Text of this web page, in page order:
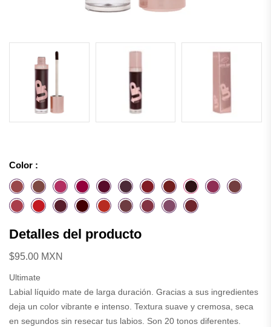
Color :
Detalles del producto
$95.00 MXN
Ultimate
Labial líquido mate de larga duración. Gracias a sus ingredientes
deja un color vibrante e intenso. Textura suave y cremosa, seca
en segundos sin resecar tus labios. Son 20 tonos diferentes.